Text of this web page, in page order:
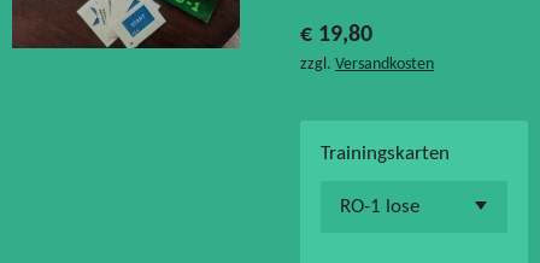
€ 19,80
zzgl. Versandkosten
Trainingskarten